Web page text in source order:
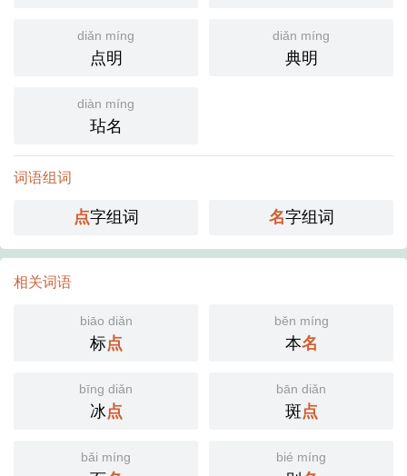
diǎn míng
点明
diǎn míng
典明
diàn míng
玷名
词语组词
点字组词 名字组词
相关词语
biāo diǎn
标点
běn míng
本名
bīng diǎn
冰点
bān diǎn
斑点
bǎi míng bié míng